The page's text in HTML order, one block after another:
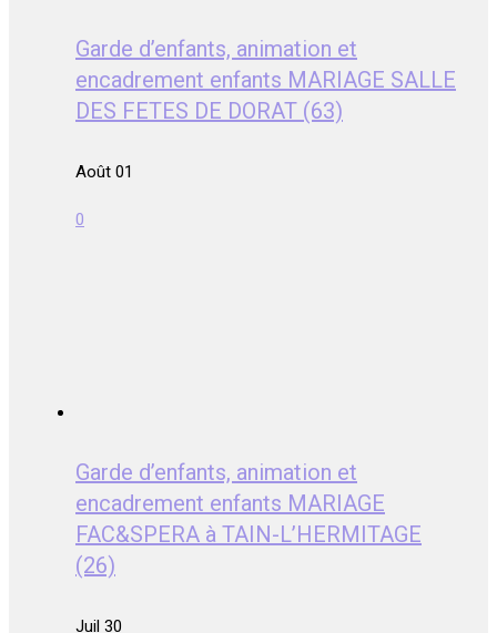
Garde d’enfants, animation et
encadrement enfants MARIAGE SALLE
DES FETES DE DORAT (63)
Août 01
0
Garde d’enfants, animation et
encadrement enfants MARIAGE
FAC&SPERA à TAIN-L’HERMITAGE
(26)
Juil 30